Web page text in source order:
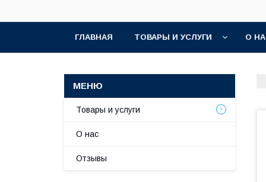
ГЛАВНАЯ ТОВАРЫ И УСЛУГИ О
Товары и услуги
О нас
Отзывы